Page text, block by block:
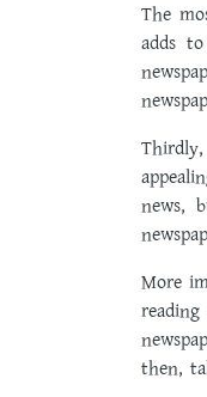
The
adds
news,
More
then,